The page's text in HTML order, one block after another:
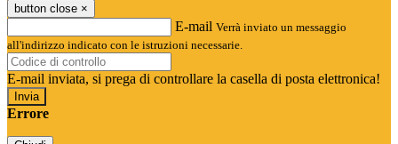
button close ×
E-mail Verrà inviato un messaggio
all'indirizzo indicato con le istruzioni necessarie.
E-mail inviata, si prega di controllare la casella di posta elettronica!
Errore